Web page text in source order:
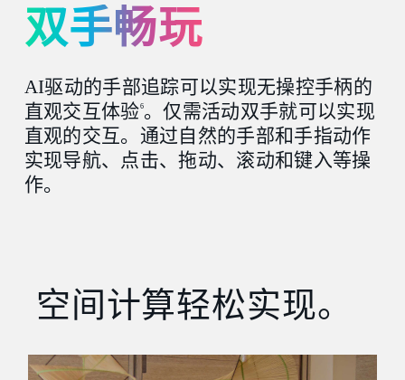
双手畅玩
AI驱动的手部追踪可以实现无操控手柄的
直观交互体验6。仅需活动双手就可以实现
直观的交互。通过自然的手部和手指动作
实现导航、点击、拖动、滚动和键入等操
作。
空间计算轻松实现。